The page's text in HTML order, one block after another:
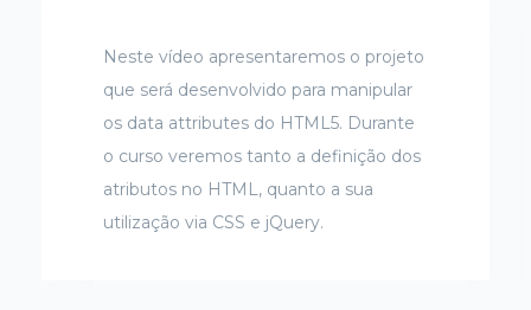
Neste vídeo apresentaremos o projeto
que será desenvolvido para manipular
os data attributes do HTML5. Durante
o curso veremos tanto a definição dos
atributos no HTML, quanto a sua
utilização via CSS e jQuery.